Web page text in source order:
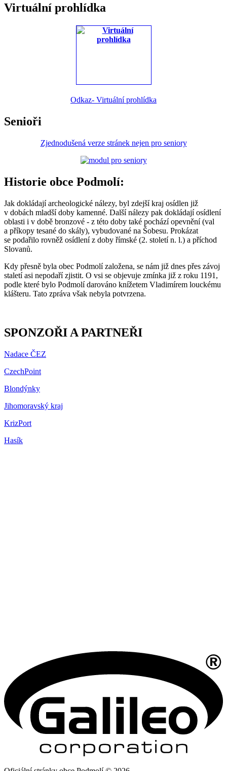
Virtuální prohlídka
Odkaz- Virtuální prohlídka
Senioři
Zjednodušená verze stránek nejen pro seniory
Historie obce Podmolí:
Jak dokládají archeologické nálezy, byl zdejší kraj osídlen již
v dobách mladší doby kamenné. Další nálezy pak dokládají osídlení
oblasti i v době bronzové - z této doby také pochází opevnění (val
a příkopy tesané do skály), vybudované na Šobesu. Prokázat
se podařilo rovněž osídlení z doby římské (2. století n. l.) a příchod
Slovanů.
Kdy přesně byla obec Podmolí založena, se nám již dnes přes závoj
staletí asi nepodaří zjistit. O vsi se objevuje zmínka již z roku 1191,
podle které bylo Podmolí darováno knížetem Vladimírem louckému
klášteru. Tato zpráva však nebyla potvrzena.
SPONZOŘI A PARTNEŘI
Nadace ČEZ
CzechPoint
Blondýnky
Jihomoravský kraj
KrizPort
Hasík